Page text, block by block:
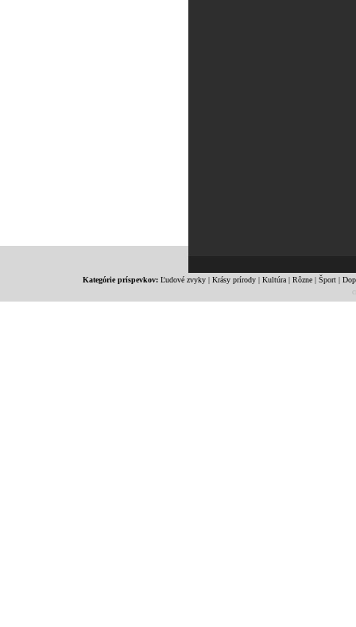
Kategórie príspevkov: Ľudové zvyky| Krásy prírody| Kultúra| Rôzne| Šport|